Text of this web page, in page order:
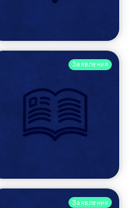
Заявления
Заявления